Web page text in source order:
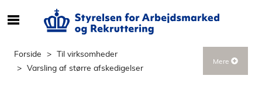
e
Forside
Til virksomheder
Varsling af større afskedigelser
Mere